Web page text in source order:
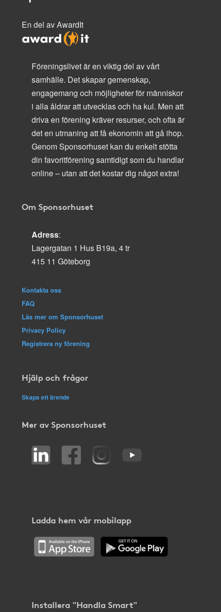
En del av AwardIt
Föreningslivet är en viktig del av vårt
samhälle. Det skapar gemenskap,
engagemang och möjligheter för människor
i alla åldrar att utvecklas och ha kul. Men att
driva en förening kräver resurser, och ofta är
det en utmaning att få ekonomin att gå ihop.
Genom Sponsorhuset kan du enkelt stötta
din favoritförening samtidigt som du handlar
online – utan att det kostar dig något extra!
Om Sponsorhuset
Adress:
Lagergatan 1 Hus B19a, 4 tr
415 11 Göteborg
Kontakta oss
FAQ
Läs mer om Sponsorhuset
Privacy Policy
Registrera ny förening
Hjälp och frågor
Skapa ett ärende
Mer av Sponsorhuset
Ladda hem vår mobilapp
Installera "Handla Smart"